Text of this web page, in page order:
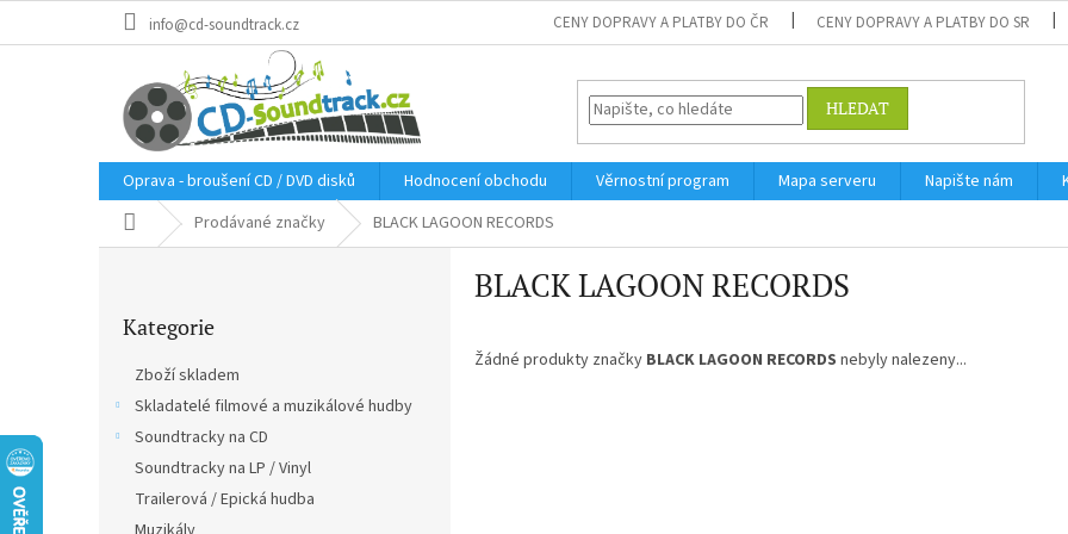
info@cd-soundtrack.cz CENY DOPRAVY A PLATBY DO ČR CENY DOPRAVY A PLATBY DO SR
HLEDAT
Oprava - broušení CD / DVD disků Hodnocení obchodu Věrnostní program Mapa serveru Napište nám
Domů Prodávané značky BLACK LAGOON RECORDS
kategorie
Kategorie
Zboží skladem
Skladatelé filmové a muzikálové hudby
Soundtracky na CD
Soundtracky na LP / Vinyl
Trailerová / Epická hudba
BLACK LAGOON RECORDS
Žádné produkty značky BLACK LAGOON RECORDS nebyly nalezeny...